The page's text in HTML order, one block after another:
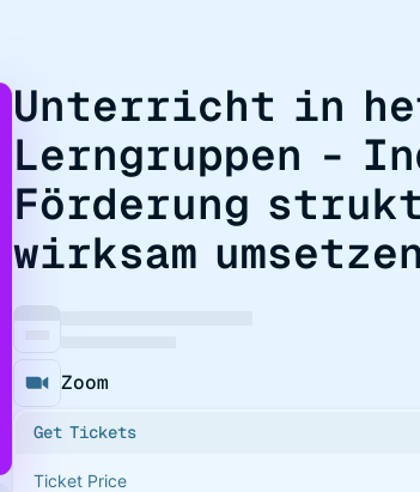
Unterricht in
Lerngruppen -
Förderung
wirksam umsetzen
Zoom
Get Tickets
Ticket Price